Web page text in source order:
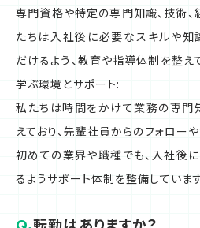
専門資格や特定の専門知識、技術、
たちは入社後に必要なスキルや
だけるよう、教育や指導体制を整え
学ぶ環境とサポート:
私たちは時間をかけて業務の専門
えており、先輩社員からのフォロー
初めての業界や職種でも、入社後
るようサポート体制を整備しています
転勤はありますか？